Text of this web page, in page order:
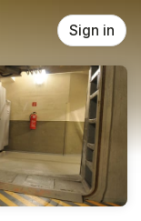
Sign in